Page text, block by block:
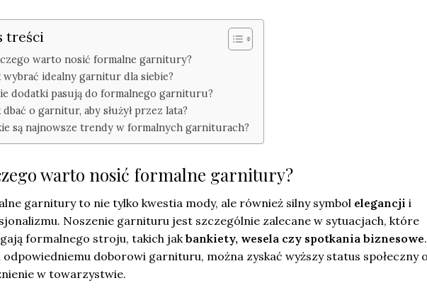
treści
warto nosić formalne garnitury?
wybrać idealny garnitur dla siebie?
dodatki pasują do formalnego garnituru?
dbać o garnitur, aby służył przez lata?
są najnowsze trendy w formalnych garniturach?
warto nosić formalne garnitury?
garnitury to nie tylko kwestia mody, ale również silny symbol elegancji i
Noszenie garnituru jest szczególnie zalecane w sytuacjach, które
formalnego stroju, takich jak bankiety, wesela czy spotkania biznesowe.
odpowiedniemu doborowi garnituru, można zyskać wyższy status społeczny
w towarzystwie.